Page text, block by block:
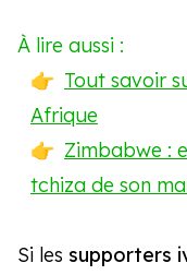
Si les supporters
À lire aussi :
Tout savoir
Afrique
Zimbabwe :
tchiza de son